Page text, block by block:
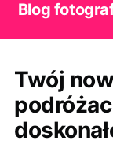
Blog
Twój